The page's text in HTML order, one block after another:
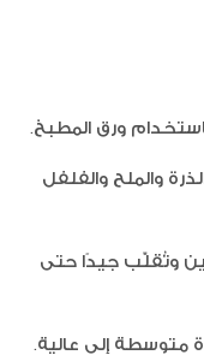
ورق المطبخ.
والملح والفلفل
وتُقلّب جيدًا حتى
متوسطة إلى عالية.